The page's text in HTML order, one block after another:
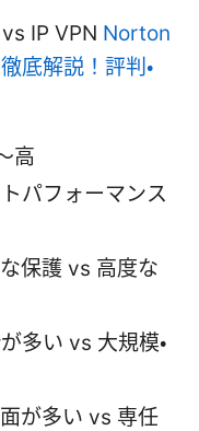
IP VPN Norton
底解説！評判・
高
パフォーマンス
保護 vs 高度な
多い vs 大規模・
が多い vs 専任